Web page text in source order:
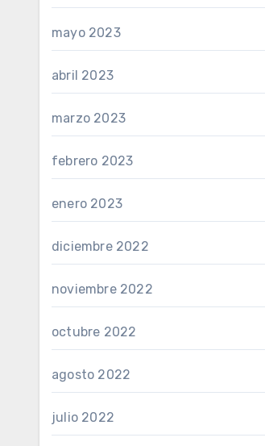
mayo 2023
abril 2023
marzo 2023
febrero 2023
enero 2023
diciembre 2022
noviembre 2022
octubre 2022
agosto 2022
julio 2022